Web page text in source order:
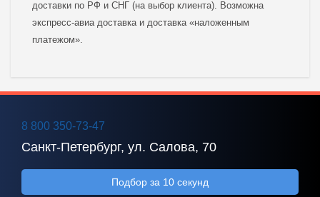
доставки по РФ и СНГ (на выбор клиента). Возможна
экспресс-авиа доставка и доставка «наложенным
платежом».
8 800 350-73-47
Санкт-Петербург, ул. Салова, 70
Подбор за 10 секунд